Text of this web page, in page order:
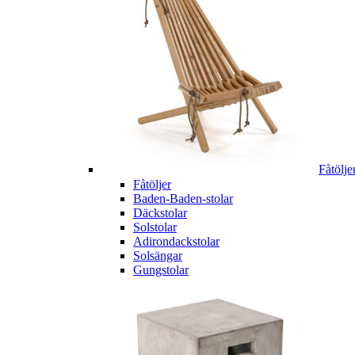
Fåtöljer
Baden-Baden-stolar
Däckstolar
Solstolar
Adirondackstolar
Solsängar
Gungstolar